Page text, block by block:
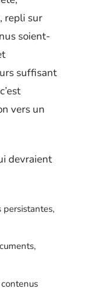
repli sur
soient-
suffisant
vers un
devraient
persistantes,